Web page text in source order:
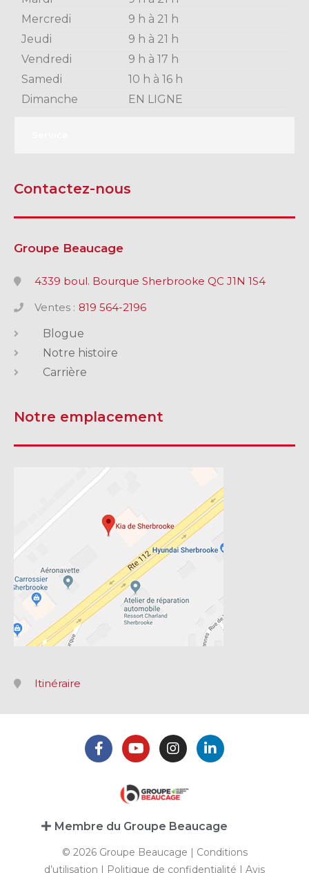
Mercredi
9 h à 21 h
Jeudi
9 h à 21 h
Vendredi
9 h à 17 h
Samedi
10 h à 16 h
Dimanche
EN LIGNE
Contactez-nous
Groupe Beaucage
4339 boul. Bourque Sherbrooke QC J1N 1S4
Ventes : 819 564-2196
Blogue
Notre histoire
Carrière
Notre emplacement
Itinéraire
Membre du Groupe Beaucage
© 2026 Groupe Beaucage | Conditions
d’utilisation | Politique de confidentialité | Avis